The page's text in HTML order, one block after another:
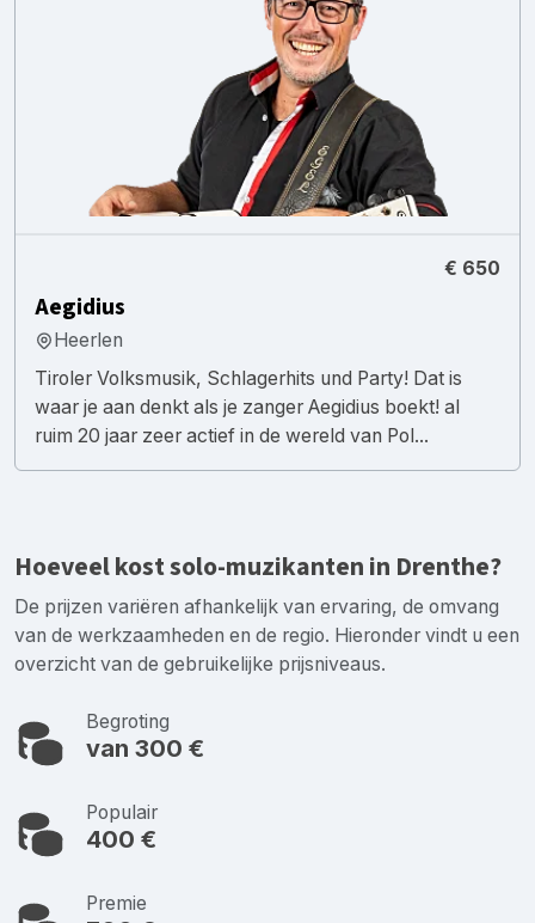
€ 650
Aegidius
Heerlen
Tiroler Volksmusik, Schlagerhits und Party! Dat is
waar je aan denkt als je zanger Aegidius boekt! al
ruim 20 jaar zeer actief in de wereld van Pol...
Hoeveel kost solo-muzikanten in Drenthe?
De prijzen variëren afhankelijk van ervaring, de omvang
van de werkzaamheden en de regio. Hieronder vindt u een
overzicht van de gebruikelijke prijsniveaus.
Begroting
van 300 €
Populair
400 €
Premie